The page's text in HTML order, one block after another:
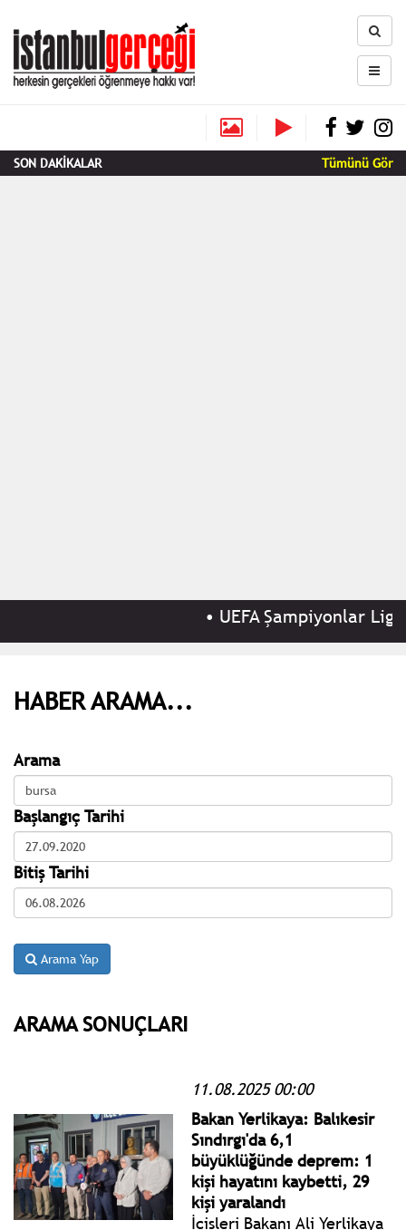
SON DAKİKALAR Tümünü Gör
•UEFA Şampiyonlar Ligi
HABER ARAMA...
Arama
Başlangıç Tarihi
Bitiş Tarihi
Arama Yap
ARAMA SONUÇLARI
11.08.2025 00:00
Bakan Yerlikaya: Balıkesir
Sındırgı'da 6,1
büyüklüğünde deprem: 1
kişi hayatını kaybetti, 29
kişi yaralandı
İçişleri Bakanı Ali Yerlikaya